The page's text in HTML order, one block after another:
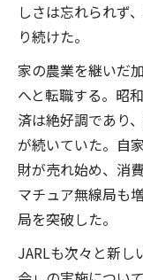
しさは忘れられず
り続けた。
家の農業を継いだ
へと転職する。昭
済は絶好調であり
が続いていた。自
財が売れ始め、消
マチュア無線局も
局を突破した。
JARLも次々と新し